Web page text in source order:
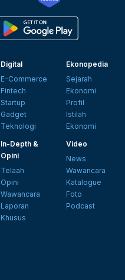
Digital
E-Commerce
Fintech
Startup
Gadget
Teknologi
Ekonopedia
Sejarah
Ekonomi
Profil
Istilah
Ekonomi
In-Depth &
Opini
Telaah
Opini
Wawancara
Laporan
Khusus
Video
News
Wawancara
Katalogue
Foto
Podcast